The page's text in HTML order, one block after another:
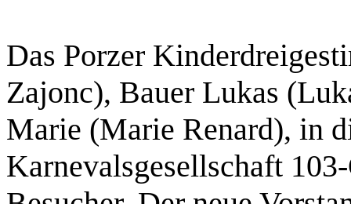
Das Porzer
Zajonc), Bauer Lukas
Marie (Marie Renard), in
Karnevalsgesellschaft